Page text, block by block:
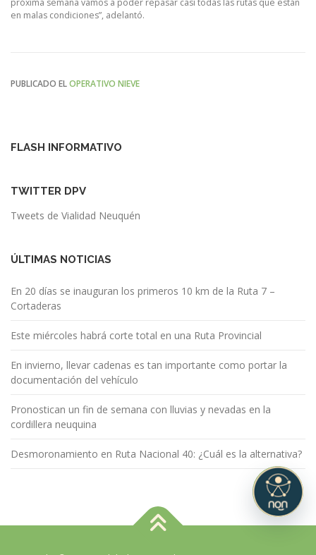
en malas condiciones”, adelantó.
PUBLICADO ELOPERATIVO NIEVE
FLASH INFORMATIVO
TWITTER DPV
Tweets de Vialidad Neuquén
ÚLTIMAS NOTICIAS
En 20 días se inauguran los primeros 10 km de la Ruta 7 –
Cortaderas
Este miércoles habrá corte total en una Ruta Provincial
En invierno, llevar cadenas es tan importante como portar la
documentación del vehículo
Pronostican un fin de semana con lluvias y nevadas en la
cordillera neuquina
Desmoronamiento en Ruta Nacional 40: ¿Cuál es la alternativa?